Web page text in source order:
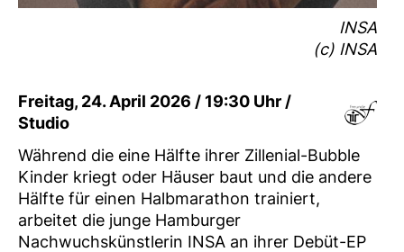
INSA
(c) INSA
Freitag, 24. April 2026 / 19:30 Uhr /
Studio
Während die eine Hälfte ihrer Zillenial-Bubble
Kinder kriegt oder Häuser baut und die andere
Hälfte für einen Halbmarathon trainiert,
arbeitet die junge Hamburger
Nachwuchskünstlerin INSA an ihrer Debüt-EP